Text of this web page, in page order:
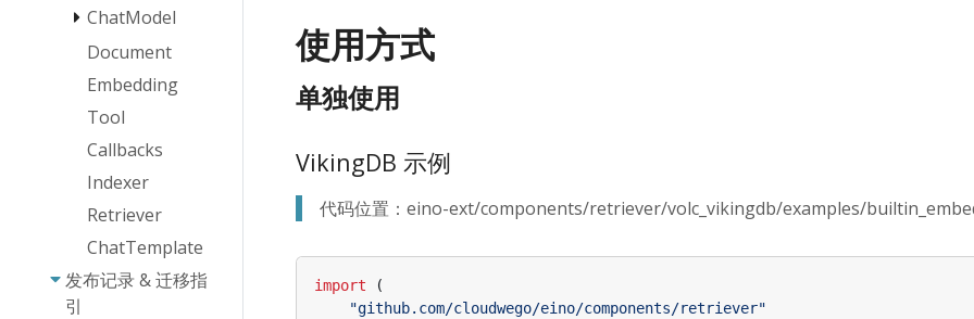
Callback 用户
力与规范
Interrupt &
CheckPoint使
Agent 抽象
Agent 协作
Agent 实现
ChatModel
Plan-
Agent
DeepAgents
Agent Runner
与扩展
Eino human-in-
the-loop框架：
技术架构指南
ChatModelAgentMiddleware
FileSystem
Backend
Agent Callback
化编排插件功能
指南
Eino Dev 可视
指南
ChatModel
OpenAI
ARK
Document
Embedding
Tool
Callbacks
Indexer
Retriever
ChatTemplate
发布记录 & 迁移指
引
使用方式
单独使用
VikingDB 示例
代码位置：eino-ext/components/retriever/volc_vikingdb/examples/
import
(
"github.com/cloudwego/eino/components/retriever"